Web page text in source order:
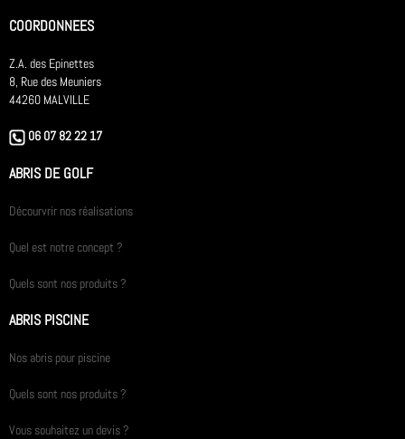
COORDONNEES
Z.A. des Epinettes
8, Rue des Meuniers
44260 MALVILLE
06 07 82 22 17
ABRIS DE GOLF
Décourvrir nos réalisations
Quel est notre concept ?
Quels sont nos produits ?
ABRIS PISCINE
Nos abris pour piscine
Quels sont nos produits ?
Vous souhaitez un devis ?